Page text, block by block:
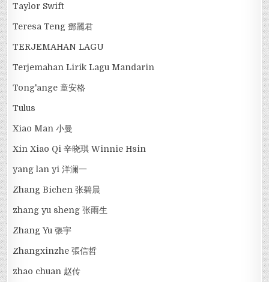
Taylor Swift
Teresa Teng 鄧麗君
TERJEMAHAN LAGU
Terjemahan Lirik Lagu Mandarin
Tong'ange 童安格
Tulus
Xiao Man 小曼
Xin Xiao Qi 辛晓琪 Winnie Hsin
yang lan yi 洋澜一
Zhang Bichen 张碧晨
zhang yu sheng 张雨生
Zhang Yu 張宇
Zhangxinzhe 張信哲
zhao chuan 赵传